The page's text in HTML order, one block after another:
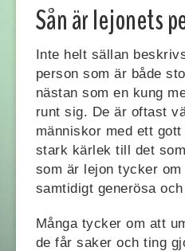
Sån är lejonets
Inte helt sällan
person som är både
nästan som en kung
runt sig. De är oftast
människor med ett
stark kärlek till det
som är lejon tycker
samtidigt generösa
Många tycker om att
de får saker och ting